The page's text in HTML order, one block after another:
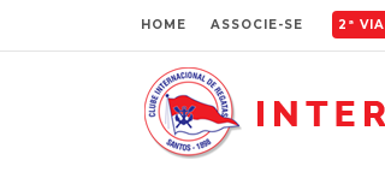
HOME ASSOCIE-SE 2ª